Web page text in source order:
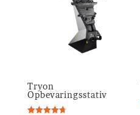
Tryon
Opbevaringsstativ